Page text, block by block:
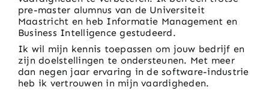
pre-master alumnus van de Universiteit
Maastricht en heb Informatie Management en
Business Intelligence gestudeerd.
Ik wil mijn kennis toepassen om jouw bedrijf en
zijn doelstellingen te ondersteunen. Met meer
dan negen jaar ervaring in de software-industrie
heb ik vertrouwen in mijn vaardigheden.